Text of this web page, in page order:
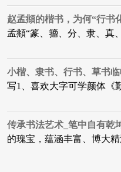
赵孟頫的楷书，为何“行书
孟頫“篆、籀、分、隶、真
小楷、隶书、行书、草书
写1、喜欢大字可学颜体《
传承书法艺术_笔中自有乾
的瑰宝，蕴涵丰富、博大